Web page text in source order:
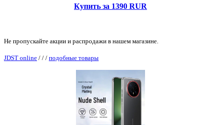
Купить за 1390 RUR
Не пропускайте акции и распродажи в нашем магазине.
JDST online / / / подобные товары